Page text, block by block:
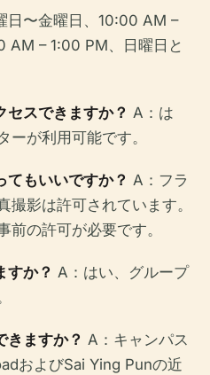
日〜金曜日、10:00 AM –
AM – 1:00 PM、日曜日と
セスできますか？ A：は
ーが利用可能です。
てもいいですか？ A：フラ
撮影は許可されています。
前の許可が必要です。
すか？ A：はい、グループ
きますか？ A：キャンパス
およびSai Ying Punの近